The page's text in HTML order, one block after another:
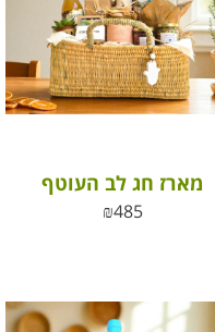
מארז חג לב העוטף
₪485